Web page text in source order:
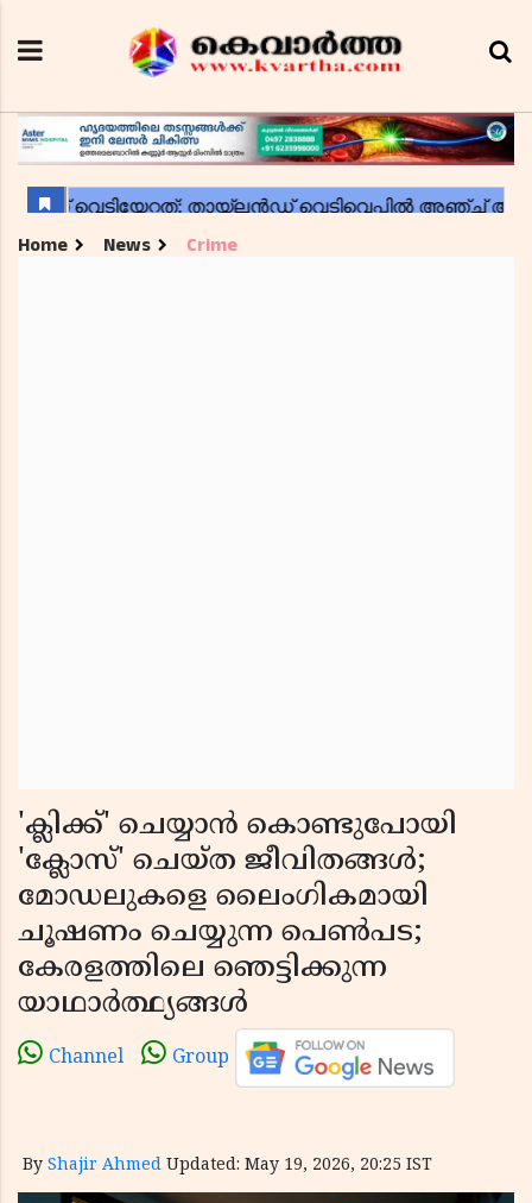
Home News Crime
'ക്ലിക്ക്' ചെയ്യാൻ കൊണ്ടുപോയി
'ക്ലോസ്' ചെയ്ത ജീവിതങ്ങൾ;
മോഡലുകളെ ലൈംഗികമായി
ചൂഷണം ചെയ്യുന്ന പെൺപട;
കേരളത്തിലെ ഞെട്ടിക്കുന്ന
യാഥാർത്ഥ്യങ്ങൾ
Channel Group
By Shajir Ahmed Updated: May 19, 2026, 20:25 IST